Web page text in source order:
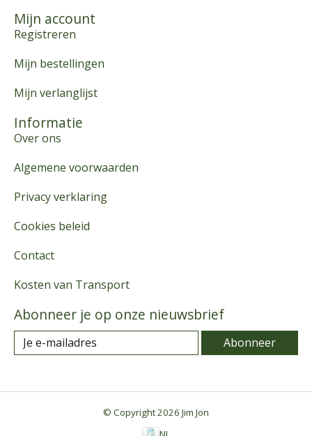
Mijn account
Registreren
Mijn bestellingen
Mijn verlanglijst
Informatie
Over ons
Algemene voorwaarden
Privacy verklaring
Cookies beleid
Contact
Kosten van Transport
Abonneer je op onze nieuwsbrief
Abonneer
© Copyright 2026 Jim Jon